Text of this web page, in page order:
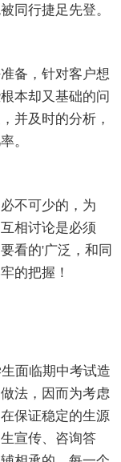
同行捷足先登。
备，针对客户想
本却又基础的问
并及时的分析，
。
不可少的，为
相讨论是必须
看的'广泛，和同
的把握！
面临期中考试造
法，因而为考虑
保证稳定的生源
宣传、咨询答